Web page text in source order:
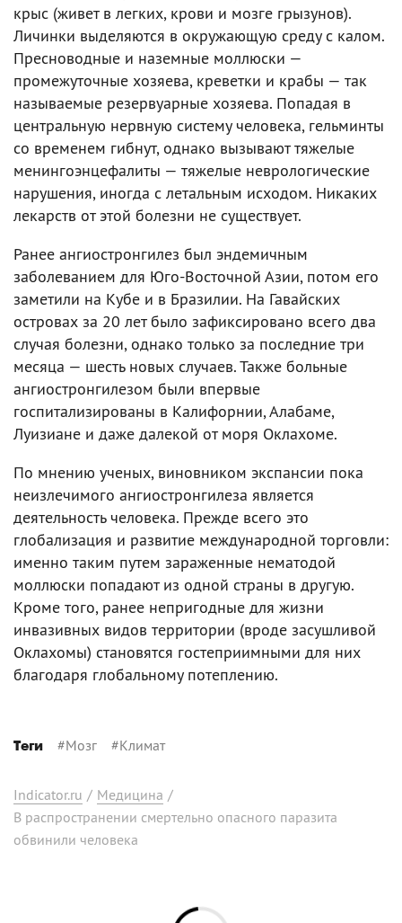
крыс (живет в легких, крови и мозге грызунов).
Личинки выделяются в окружающую среду с калом.
Пресноводные и наземные моллюски —
промежуточные хозяева, креветки и крабы — так
называемые резервуарные хозяева. Попадая в
центральную нервную систему человека, гельминты
со временем гибнут, однако вызывают тяжелые
менингоэнцефалиты — тяжелые неврологические
нарушения, иногда с летальным исходом. Никаких
лекарств от этой болезни не существует.
Ранее ангиостронгилез был эндемичным
заболеванием для Юго-Восточной Азии, потом его
заметили на Кубе и в Бразилии. На Гавайских
островах за 20 лет было зафиксировано всего два
случая болезни, однако только за последние три
месяца — шесть новых случаев. Также больные
ангиостронгилезом были впервые
госпитализированы в Калифорнии, Алабаме,
Луизиане и даже далекой от моря Оклахоме.
По мнению ученых, виновником экспансии пока
неизлечимого ангиостронгилеза является
деятельность человека. Прежде всего это
глобализация и развитие международной торговли:
именно таким путем зараженные нематодой
моллюски попадают из одной страны в другую.
Кроме того, ранее непригодные для жизни
инвазивных видов территории (вроде засушливой
Оклахомы) становятся гостеприимными для них
благодаря глобальному потеплению.
Теги #Мозг #Климат
Indicator.ru / Медицина /
В распространении смертельно опасного паразита
обвинили человека